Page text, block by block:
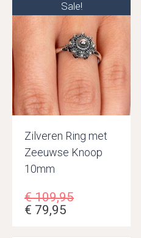
Sale!
Zilveren Ring met
Zeeuwse Knoop
10mm
€109,95
€ 79,95